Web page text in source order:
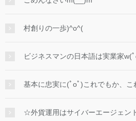
村創りの一歩)^o^(
ビジネスマンの日本語は実業家w(
基本に忠実に(ﾟoﾟ)これでもか、こ
☆外貨運用はサイバーエージェン